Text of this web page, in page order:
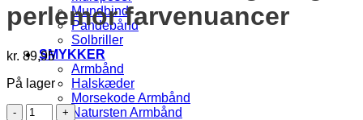
Mundbind
Pandebånd
Solbriller
SMYKKER
Armbånd
Halskæder
Morsekode Armbånd
Natursten Armbånd
perlemor farvenuancer
kr. 89,95
På lager
Vilde